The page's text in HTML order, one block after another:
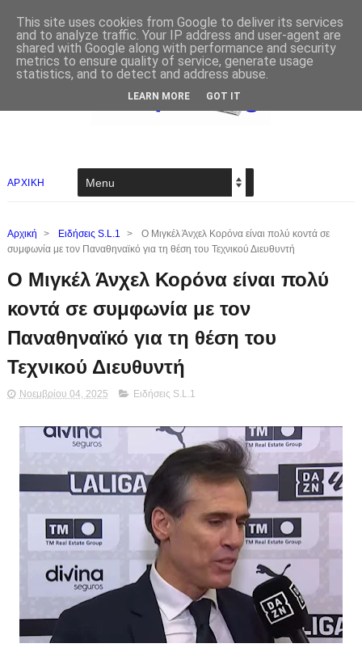
ΑΡΧΙΚΗ
Αρχική > Ειδήσεις S.L.1 >
Ο Μιγκέλ Άνχελ Κορόνα είναι πολύ κοντά σε
συμφωνία με τον Παναθηναϊκό για τη θέση του Τεχνικού Διευθυντή
Ο Μιγκέλ Άνχελ Κορόνα είναι πολύ
κοντά σε συμφωνία με τον
Παναθηναϊκό για τη θέση του
Τεχνικού Διευθυντή
Νοεμβρίου 04, 2025 Ειδήσεις S.L.1
This site uses cookies from Google to deliver its services
and to analyze traffic. Your IP address and user-agent are
shared with Google along with performance and security
metrics to ensure quality of service, generate usage
statistics, and to detect and address abuse.
LEARN MORE GOT IT